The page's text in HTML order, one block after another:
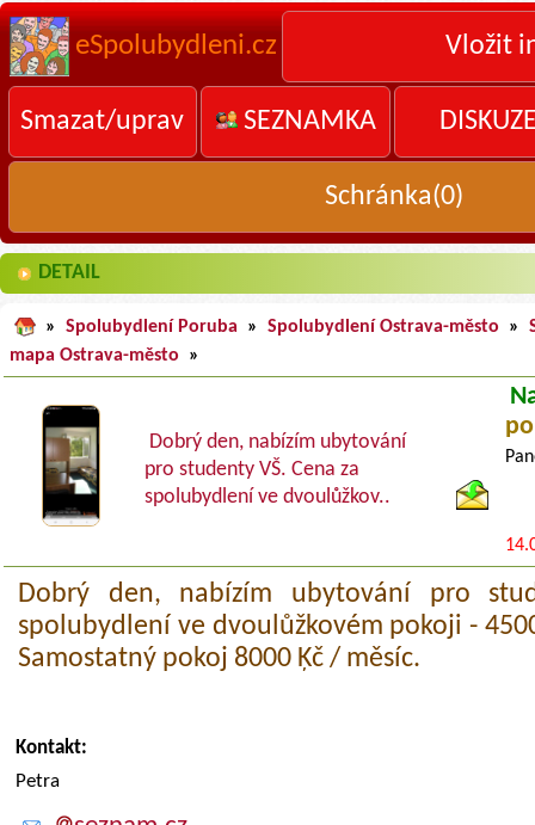
eSpolubydleni.cz Vložit
Smazat/uprav SEZNAMKA
Schránka(0)
DETAIL
» Spolubydlení Poruba » Spolubydlení Ostrava-město »
mapa Ostrava-město
»
Dobrý den, nabízím ubytování
pro studenty VŠ. Cena za
spolubydlení ve dvoulůžkov..
Dobrý den, nabízím ubytování pro
spolubydlení ve dvoulůžkovém pokoji -
Samostatný pokoj 8000 Ķč / měsíc.
Kontakt:
Petra